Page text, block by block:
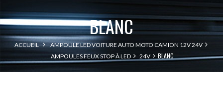
BLANC
ACCUEIL
AMPOULE LED VOITURE AUTO MOTO CAMION 12V 24V
AMPOULES FEUX STOP À LED
24V BLANC